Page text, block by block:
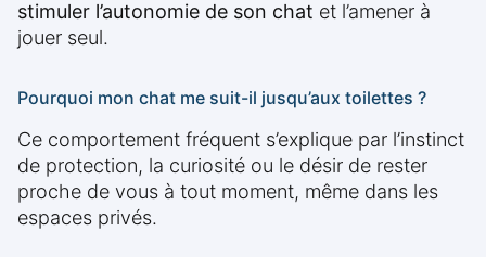
stimuler l’autonomie de son chat et l’amener à
jouer seul.
Pourquoi mon chat me suit-il jusqu’aux toilettes ?
Ce comportement fréquent s’explique par l’instinct
de protection, la curiosité ou le désir de rester
proche de vous à tout moment, même dans les
espaces privés.